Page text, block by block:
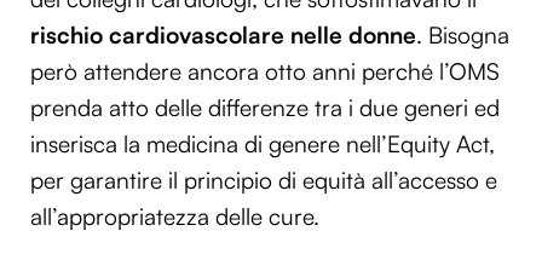
rischio cardiovascolare nelle donne. Bisogna
però attendere ancora otto anni perché l’OMS
prenda atto delle differenze tra i due generi ed
inserisca la medicina di genere nell’Equity Act,
per garantire il principio di equità all’accesso e
all’appropriatezza delle cure.